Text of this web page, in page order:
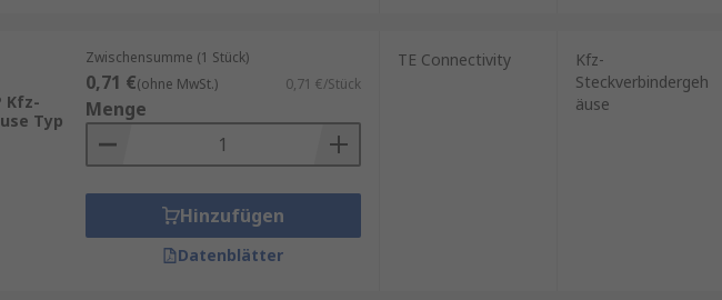
Kfz-
Typ
Zwischensumme (1 Stück)
0,71 €(ohne MwSt.) 0,71 €/Stück
Menge
Hinzufügen
Datenblätter
TE Connectivity
Kfz-
Steckverbindergeh
äuse